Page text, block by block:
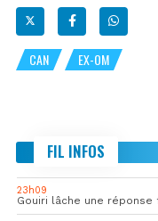
CAN EX-OM
FIL INFOS
23h09
Gouiri lâche une réponse